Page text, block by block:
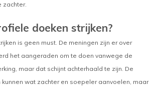
zachter.
doeken strijken?
is geen must. De meningen zijn er over
het aangeraden om te doen vanwege de
maar dat schijnt achterhaald te zijn. De
wat zachter en soepeler aanvoelen, maar